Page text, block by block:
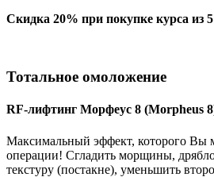
Скидка 20% при покупке курса из
Тотальное омоложение
RF-лифтинг Морфеус 8 (Morpheus
Максимальный эффект, которого Вы
операции! Сгладить морщины,
текстуру (постакне), уменьшить